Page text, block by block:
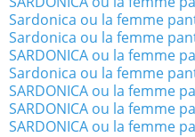
Sardonica ou la femme
Sardonica ou la femme
SARDONICA ou la femme
Sardonica ou la femme
SARDONICA ou la femme
SARDONICA ou la femme
SARDONICA ou la femme